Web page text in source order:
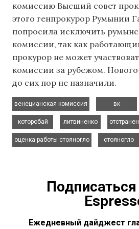
комиссию Высший совет
этого генпрокурор Румынии
попросила исключить
комиссии, так как
прокурор не может
комиссии за рубежом.
до сих пор не назначили.
венецианская комиссия
вк
которобай
литвиненко
оценка работы стояногло
стояногло
Ежедневный дайджест